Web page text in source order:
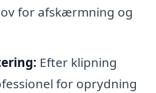
for afskærmning og
Efter klipning
for oprydning